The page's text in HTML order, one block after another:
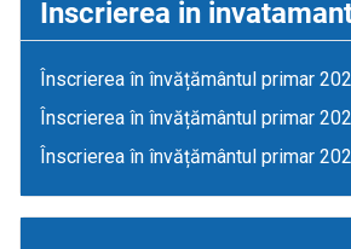
Inscrierea in
Înscrierea în învățământul primar
Înscrierea în învățământul primar
Înscrierea în învățământul primar